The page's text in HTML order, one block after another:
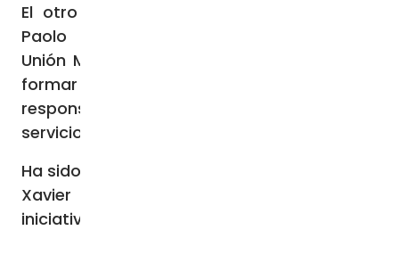
El otro premio lleva el nombre del Beato
Paolo Manna, fundador de la Pontificia
Unión Misional, y fue creado para animar y
formar a los fieles bautizados en su
responsabilidad misionera a través del
servicio pastoral de obispos y sacerdotes.
Ha sido galardonado en esta categoría el P.
Xavier Ilundain, SJ, fundador de la
iniciativa